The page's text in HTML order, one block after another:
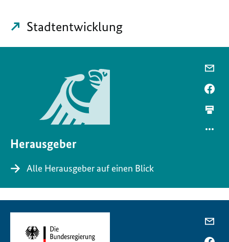
Stadtentwicklung
Herausgeber
Alle Herausgeber auf einen Blick